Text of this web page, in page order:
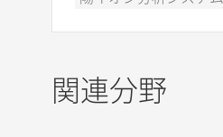
関連分野